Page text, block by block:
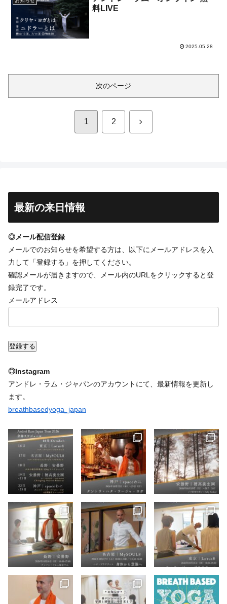
料LIVE
2025.05.28
次のページ
1 2 次
最新の来日情報
◎メール配信登録
メールでのお知らせを希望する方は、以下にメールアドレスを入
力して「登録する」を押してください。
確認メールが届きますので、メール内のURLをクリックすると登
録完了です。
メールアドレス
◎Instagram
アンドレ・ラム・ジャパンのアカウントにて、最新情報を更新し
ます。
breathbasedyoga_japan